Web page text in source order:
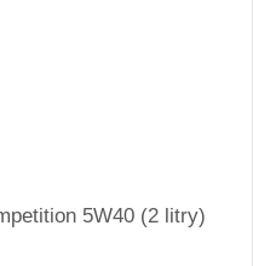
5W40 (2 litry)